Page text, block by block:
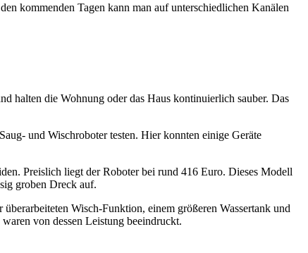
kommenden Tagen kann man auf unterschiedlichen Kanälen
halten die Wohnung oder das Haus kontinuierlich sauber. Das
und Wischroboter testen. Hier konnten einige Geräte
Preislich liegt der Roboter bei rund 416 Euro. Dieses Modell
groben Dreck auf.
überarbeiteten Wisch-Funktion, einem größeren Wassertank und
waren von dessen Leistung beeindruckt.